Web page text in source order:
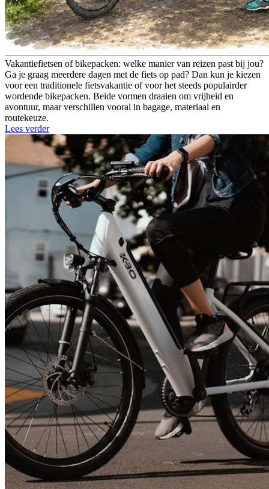
Vakantiefietsen of bikepacken: welke manier van reizen past bij jou?
Ga je graag meerdere dagen met de fiets op pad? Dan kun je kiezen
voor een traditionele fietsvakantie of voor het steeds populairder
wordende bikepacken. Beide vormen draaien om vrijheid en
avontuur, maar verschillen vooral in bagage, materiaal en
routekeuze.
Lees verder